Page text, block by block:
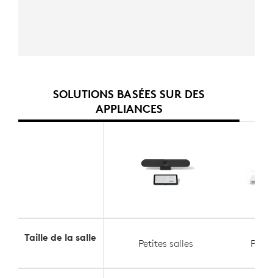
SOLUTIONS BASÉES SUR DES
APPLIANCES
Taille de la salle Petites salles